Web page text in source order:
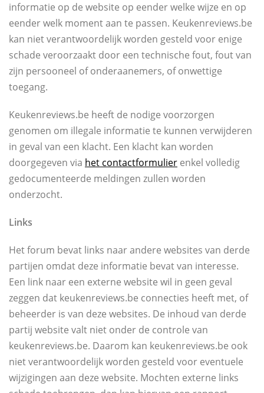
informatie op de website op eender welke wijze en op
eender welk moment aan te passen. Keukenreviews.be
kan niet verantwoordelijk worden gesteld voor enige
schade veroorzaakt door een technische fout, fout van
zijn persooneel of onderaanemers, of onwettige
toegang.
Keukenreviews.be heeft de nodige voorzorgen
genomen om illegale informatie te kunnen verwijderen
in geval van een klacht. Een klacht kan worden
doorgegeven via het contactformulier enkel volledig
gedocumenteerde meldingen zullen worden
onderzocht.
Links
Het forum bevat links naar andere websites van derde
partijen omdat deze informatie bevat van interesse.
Een link naar een externe website wil in geen geval
zeggen dat keukenreviews.be connecties heeft met, of
beheerder is van deze websites. De inhoud van derde
partij website valt niet onder de controle van
keukenreviews.be. Daarom kan keukenreviews.be ook
niet verantwoordelijk worden gesteld voor eventuele
wijzigingen aan deze website. Mochten externe links